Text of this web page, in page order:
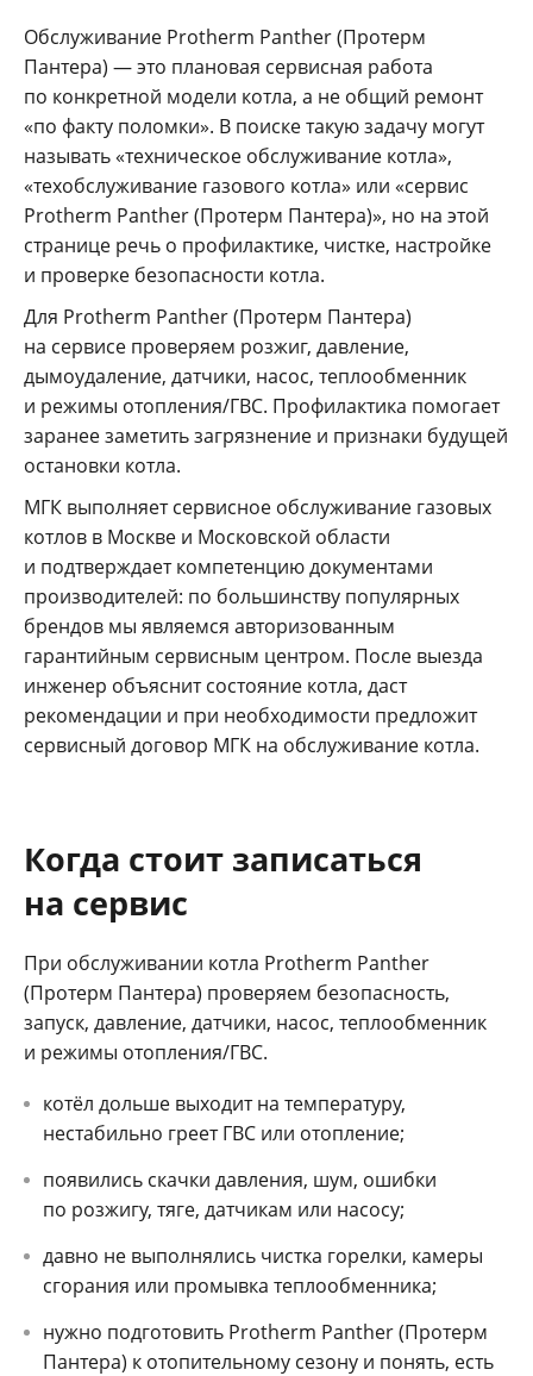
Обслуживание Protherm Panther (Протерм
Пантера) — это плановая сервисная работа
по конкретной модели котла, а не общий ремонт
«по факту поломки». В поиске такую задачу могут
называть «техническое обслуживание котла»,
«техобслуживание газового котла» или «сервис
Protherm Panther (Протерм Пантера)», но на этой
странице речь о профилактике, чистке, настройке
и проверке безопасности котла.
Для Protherm Panther (Протерм Пантера)
на сервисе проверяем розжиг, давление,
дымоудаление, датчики, насос, теплообменник
и режимы отопления/ГВС. Профилактика помогает
заранее заметить загрязнение и признаки будущей
остановки котла.
МГК выполняет сервисное обслуживание газовых
котлов в Москве и Московской области
и подтверждает компетенцию документами
производителей: по большинству популярных
брендов мы являемся авторизованным
гарантийным сервисным центром. После выезда
инженер объяснит состояние котла, даст
рекомендации и при необходимости предложит
сервисный договор МГК на обслуживание котла.
Когда стоит записаться
на сервис
При обслуживании котла Protherm Panther
(Протерм Пантера) проверяем безопасность,
запуск, давление, датчики, насос, теплообменник
и режимы отопления/ГВС.
котёл дольше выходит на температуру,
нестабильно греет ГВС или отопление;
появились скачки давления, шум, ошибки
по розжигу, тяге, датчикам или насосу;
давно не выполнялись чистка горелки, камеры
сгорания или промывка теплообменника;
нужно подготовить Protherm Panther (Протерм
Пантера) к отопительному сезону и понять, есть